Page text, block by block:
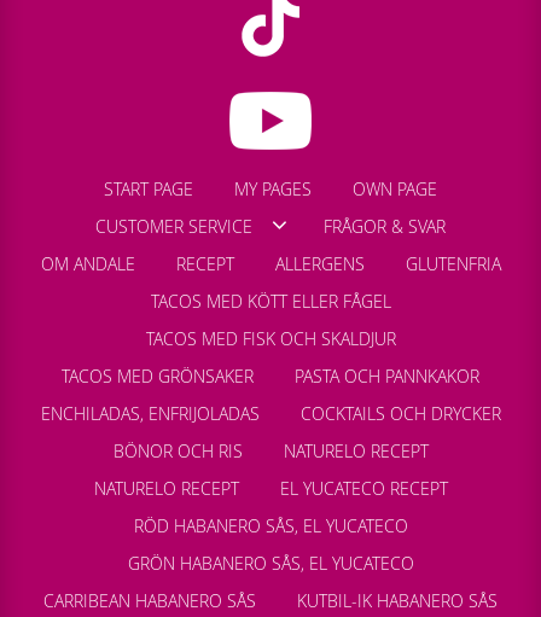
START PAGE MY PAGES
OWN PAGE
CUSTOMER SERVICE
FRÅGOR & SVAR
OM ANDALE
RECEPT ALLERGENS
GLUTENFRIA
TACOS MED KÖTT ELLER FÅGEL
TACOS MED FISK OCH SKALDJUR
TACOS MED GRÖNSAKER
PASTA OCH PANNKAKOR
ENCHILADAS, ENFRIJOLADAS
COCKTAILS OCH DRYCKER
BÖNOR OCH RIS
NATURELO RECEPT
NATURELO RECEPT
EL YUCATECO RECEPT
RÖD HABANERO SÅS, EL YUCATECO
GRÖN HABANERO SÅS, EL YUCATECO
CARRIBEAN HABANERO SÅS
KUTBIL-IK HABANERO SÅS